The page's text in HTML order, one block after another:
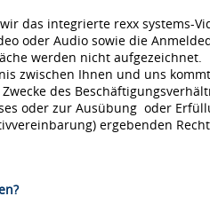
das integrierte rexx systems-
oder Audio sowie die
werden nicht aufgezeichnet.
zwischen Ihnen und uns
des
oder zur Ausübung oder
ergebenden